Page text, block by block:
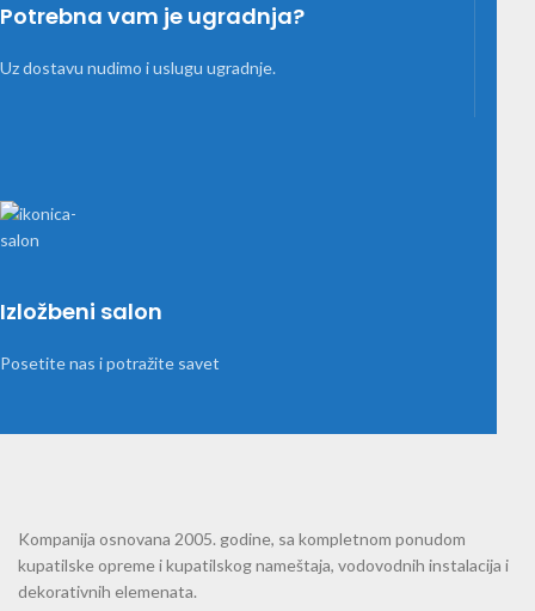
Potrebna vam je ugradnja?
Uz dostavu nudimo i uslugu ugradnje.
Izložbeni salon
Posetite nas i potražite savet
Kompanija osnovana 2005. godine, sa kompletnom ponudom
kupatilske opreme i kupatilskog nameštaja, vodovodnih instalacija i
dekorativnih elemenata.